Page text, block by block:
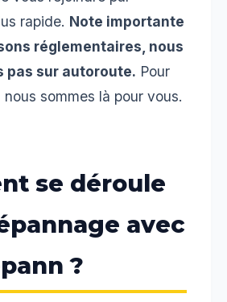
rapide. Note importante
réglementaires, nous
pas sur autoroute. Pour
sommes là pour vous.
se déroule
avec
?